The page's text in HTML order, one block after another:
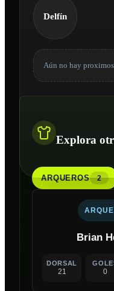
Delfín
Aún no hay
Explora
ARQUEROS 2
Brian
DORSAL
21 0